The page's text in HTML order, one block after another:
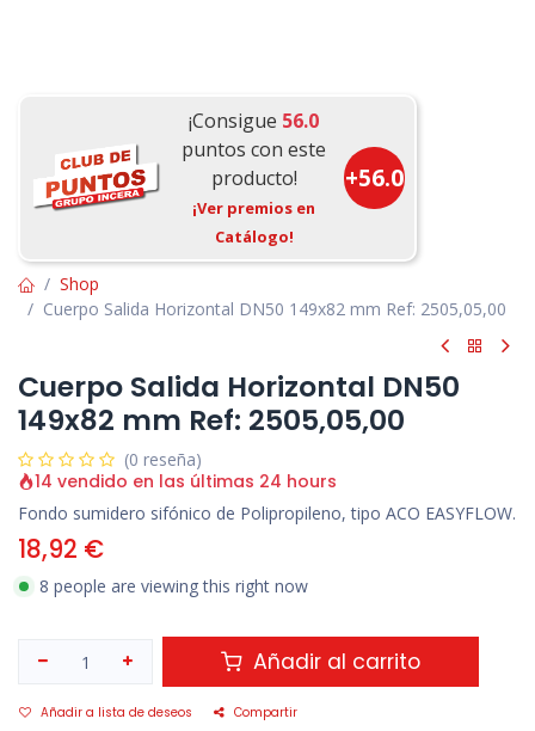
¡Consigue 56.0
puntos con este
producto!
¡Ver premios en
Catálogo!
+56.0
Shop
Cuerpo Salida Horizontal DN50 149x82 mm Ref: 2505,05,00
Cuerpo Salida Horizontal DN50
149x82 mm Ref: 2505,05,00
(0 reseña)
14 vendido en las últimas 24 hours
Fondo sumidero sifónico de Polipropileno, tipo ACO EASYFLOW.
18,92 €
8 people are viewing this right now
Añadir al carrito
Añadir a lista de deseos Compartir